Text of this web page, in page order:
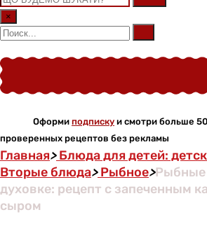
×
Оформи подписку и смотри больше
проверенных рецептов без рекламы
Главная>Блюда для детей:
Вторые блюда>Рыбное>Рыбные
духовке: рецепт с запеченным
сыром